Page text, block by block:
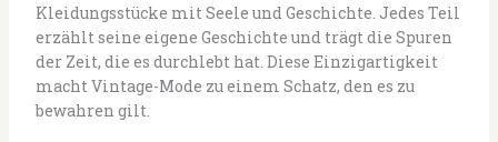
Kleidungsstücke mit Seele und Geschichte. Jedes Teil
erzählt seine eigene Geschichte und trägt die Spuren
der Zeit, die es durchlebt hat. Diese Einzigartigkeit
macht Vintage-Mode zu einem Schatz, den es zu
bewahren gilt.